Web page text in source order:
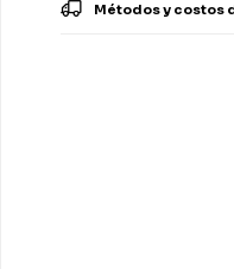
Métodos y costos